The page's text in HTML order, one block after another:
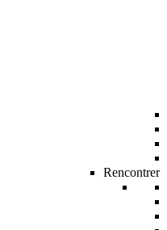
Rencontrer